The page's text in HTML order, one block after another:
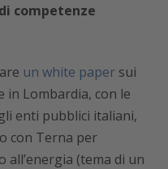
competenze
un white paper sui
in Lombardia, con le
enti pubblici italiani,
con Terna per
all’energia (tema di un